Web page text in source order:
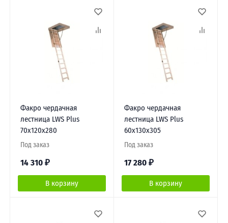
Факро чердачная
лестница LWS Plus
70х120х280
Под заказ
14 310 ₽
В корзину
Факро чердачная
лестница LWS Plus
60х130х305
Под заказ
17 280 ₽
В корзину